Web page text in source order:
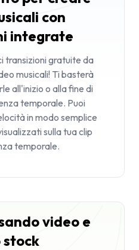
con
integrate
transizioni gratuite da
musicali! Ti basterà
all'inizio o alla fine di
temporale. Puoi
in modo semplice
sulla tua clip
temporale.
video e